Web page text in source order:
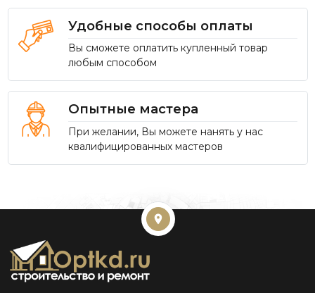
Удобные способы оплаты
Вы сможете оплатить купленный товар
любым способом
Опытные мастера
При желании, Вы можете нанять у нас
квалифицированных мастеров